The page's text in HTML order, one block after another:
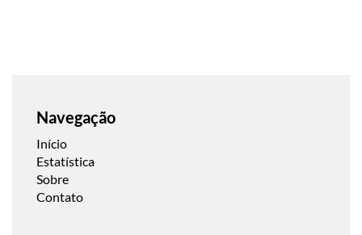
Navegação
Início
Estatística
Sobre
Contato